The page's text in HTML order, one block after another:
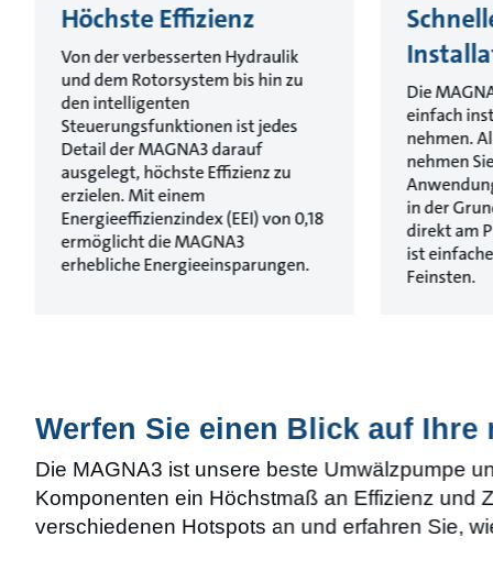
Höchste Effizienz
Von der verbesserten Hydraulik
und dem Rotorsystem bis hin zu
den intelligenten
Steuerungsfunktionen ist jedes
Detail der MAGNA3 darauf
ausgelegt, höchste Effizienz zu
erzielen. Mit einem
Energieeffizienzindex (EEI) von 0,18
ermöglicht die MAGNA3
erhebliche Energieeinsparungen.
Die
einfach
nehmen.
nehmen
in der
direkt am
ist
Feinsten.
Werfen Sie einen Blick auf
Die MAGNA3 ist unsere beste Umwälzpumpe
Komponenten ein Höchstmaß an Effizienz und
verschiedenen Hotspots an und erfahren Sie,